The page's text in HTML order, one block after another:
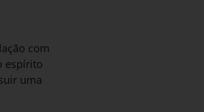
com
espírito
uma